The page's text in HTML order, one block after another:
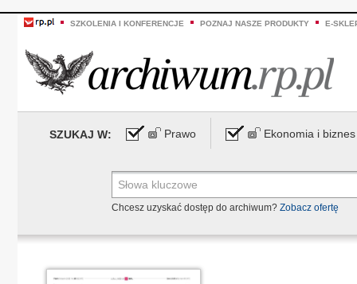
SZKOLENIA I KONFERENCJE POZNAJ NASZE PRODUKTY E-
SZUKAJ W: Prawo Ekonomia i biznes
Chcesz uzyskać dostęp do archiwum? Zobacz ofertę